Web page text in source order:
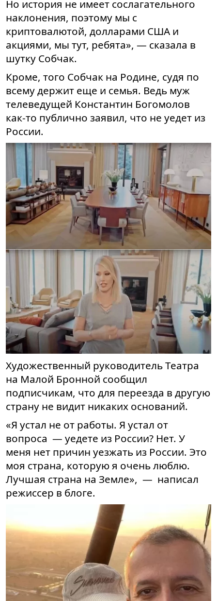
Но история не имеет сослагательного
наклонения, поэтому мы с
криптовалютой, долларами США и
акциями, мы тут, ребята», — сказала в
шутку Собчак.
Кроме, того Собчак на Родине, судя по
всему держит еще и семья. Ведь муж
телеведущей Константин Богомолов
как-то публично заявил, что не уедет из
России.
Художественный руководитель Театра
на Малой Бронной сообщил
подписчикам, что для переезда в другую
страну не видит никаких оснований.
«Я устал не от работы. Я устал от
вопроса — уедете из России? Нет. У
меня нет причин уезжать из России. Это
моя страна, которую я очень люблю.
Лучшая страна на Земле», — написал
режиссер в блоге.